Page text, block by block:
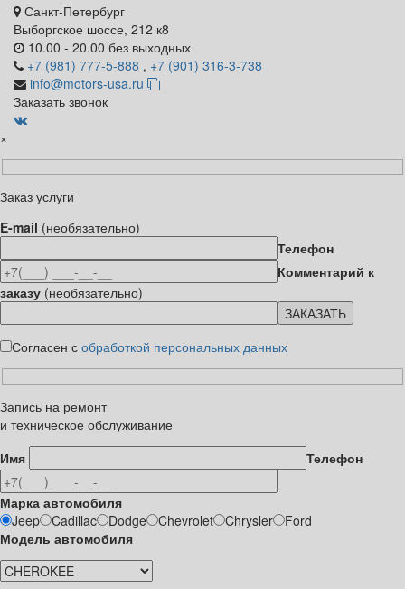
Санкт-Петербург
Выборгское шоссе, 212 к8
10.00 - 20.00 без выходных
+7 (981) 777-5-888 , +7 (901) 316-3-738
info@motors-usa.ru
Заказать звонок
×
Заказ услуги
E-mail (необязательно)
Телефон
Комментарий к
заказу (необязательно)
Согласен с обработкой персональных данных
Запись на ремонт
и техническое обслуживание
Имя
Телефон
Марка автомобиля
Jeep
Cadillac Dodge Chevrolet Chrysler
Ford
Модель автомобиля